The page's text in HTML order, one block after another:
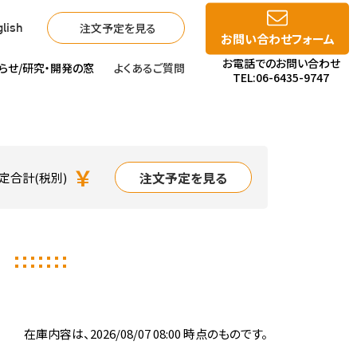
注文予定を見る
せ/研究・開発の窓 よくあるご質問
お問い合わせフォーム
お電話でのお問い合わせ
TEL:06-6435-9747
合計(税別) ￥ 注文予定を見る
在庫内容は、2026/08/07 08:00 時点のものです。